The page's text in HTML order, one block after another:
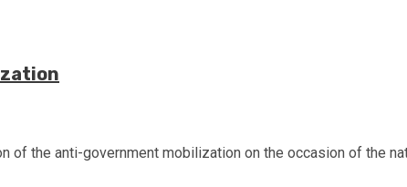
the anti-government mobilization on the occasion of the